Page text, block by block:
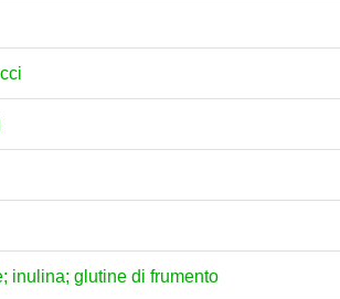
inulina; glutine di frumento